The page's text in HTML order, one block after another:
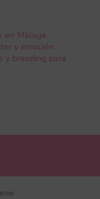
en Málaga.
y emoción.
y branding para